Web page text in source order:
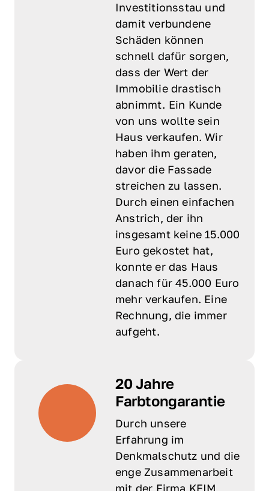
Investitionsstau und
damit verbundene
Schäden können
schnell dafür sorgen,
dass der Wert der
Immobilie drastisch
abnimmt. Ein Kunde
von uns wollte sein
Haus verkaufen. Wir
haben ihm geraten,
davor die Fassade
streichen zu lassen.
Durch einen einfachen
Anstrich, der ihn
insgesamt keine 15.000
Euro gekostet hat,
konnte er das Haus
danach für 45.000 Euro
mehr verkaufen. Eine
Rechnung, die immer
aufgeht.
20 Jahre
Farbtongarantie
Durch unsere
Erfahrung im
Denkmalschutz und die
enge Zusammenarbeit
mit der Firma KEIM